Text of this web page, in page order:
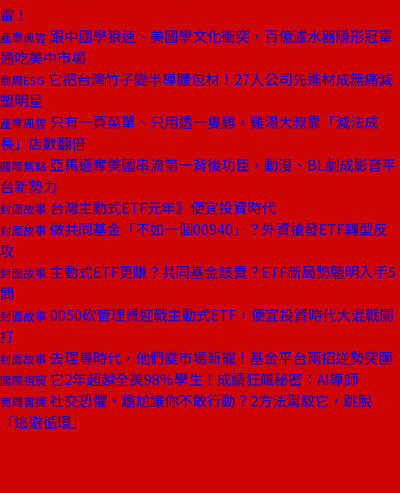
雷！
產業風雲 跟中國學狼速、美國學文化衝突，百億濾水器隱形冠軍
通吃美中市場
商周ESG 它把台灣竹子變半導體包材！27人公司先進材成無痛減
塑明星
產業風雲 只有一頁菜單、只用透一隻雞，雞湯大叔靠「減法成
長」店數翻倍
國際焦點 亞馬遜奪美國串流第一背後功臣，動漫、BL劇成影音平
台新勢力
封面故事 台灣主動式ETF元年》便宜投資時代
封面故事 做共同基金「不如一個00940」？外資搶發ETF轉型反
攻
封面故事 主動式ETF更賺？共同基金該賣？ETF新局勢聰明入手5
問
封面故事 0050砍管理費迎戰主動式ETF，便宜投資時代大混戰開
打
封面故事 去理專時代，他們變市場新寵！基金平台兩招逆勢突圍
國際視窗 它2年超越全美98％學生！成績狂飆秘密：AI導師
商周書摘 社交恐懼、尷尬讓你不敢行動？2方法駕馭它，跳脫
「逃避循環」